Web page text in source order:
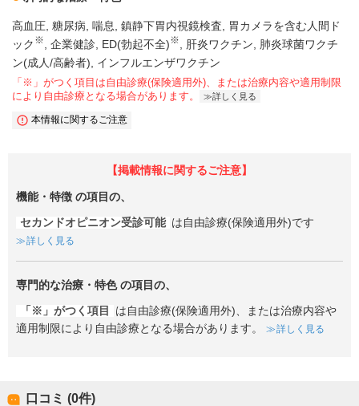
高血圧 糖尿病 喘息 鎮静下胃内視鏡検査
胃カメラを含む人間ド
ック ※ 企業健診 ED(勃起不全)※ 肝炎ワクチン
肺炎球菌ワクチ
ン(成人/高齢者)
インフルエンザワクチン
「※」がつく項目は自由診療(保険適用外)、または治療内容や適用制限
により自由診療となる場合があります。
詳しく見る
本情報に関するご注意
【掲載情報に関するご注意】
機能・特徴 の項目の、
セカンドオピニオン受診可能 は自由診療(保険適用外)です
詳しく見る
専門的な治療・特色の項目の、
「※」がつく項目
は自由診療(保険適用外)、または治療内容や
適用制限により自由診療となる場合があります。
詳しく見る
口コミ (0件)